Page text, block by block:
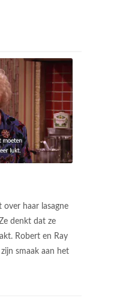
over haar lasagne
denkt dat ze
Robert en Ray
smaak aan het